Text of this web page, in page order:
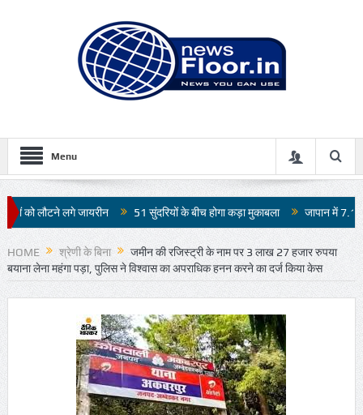
Menu
51 सुंदरियों के बीच होगा कड़ा मुकाबला जापान में 7.1 तीव्रता के भूकंप से भारी
HOME श्रेणी के बिना
जमीन की रजिस्ट्री के नाम पर 3 लाख 27 हजार रुपया
बयाना लेना महंगा पड़ा, पुलिस ने विश्वास का अपराधिक हनन करने का दर्ज किया केस